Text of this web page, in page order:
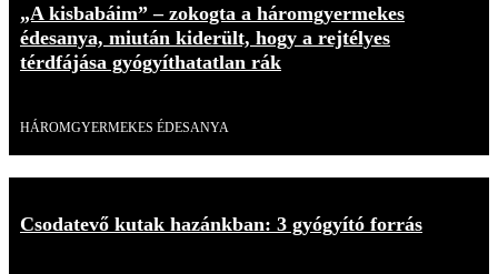
„A kisbabáim” – zokogta a háromgyermekes
édesanya, miután kiderült, hogy a rejtélyes
térdfájása gyógyíthatatlan rák
HÁROMGYERMEKES ÉDESANYA
Csodatevő kutak hazánkban: 3 gyógyító forrás